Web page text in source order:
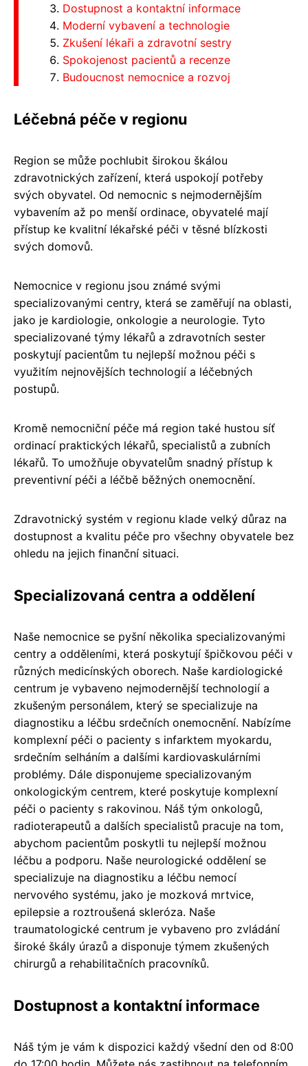
Dostupnost a kontaktní informace
Moderní vybavení a technologie
Zkušení lékaři a zdravotní sestry
Spokojenost pacientů a recenze
Budoucnost nemocnice a rozvoj
Léčebná péče v regionu
Region se může pochlubit širokou škálou
zdravotnických zařízení, která uspokojí potřeby
svých obyvatel. Od nemocnic s nejmodernějším
vybavením až po menší ordinace, obyvatelé mají
přístup ke kvalitní lékařské péči v těsné blízkosti
svých domovů.
Nemocnice v regionu jsou známé svými
specializovanými centry, která se zaměřují na oblasti,
jako je kardiologie, onkologie a neurologie. Tyto
specializované týmy lékařů a zdravotních sester
poskytují pacientům tu nejlepší možnou péči s
využitím nejnovějších technologií a léčebných
postupů.
Kromě nemocniční péče má region také hustou síť
ordinací praktických lékařů, specialistů a zubních
lékařů. To umožňuje obyvatelům snadný přístup k
preventivní péči a léčbě běžných onemocnění.
Zdravotnický systém v regionu klade velký důraz na
dostupnost a kvalitu péče pro všechny obyvatele bez
ohledu na jejich finanční situaci.
Specializovaná centra a oddělení
Naše nemocnice se pyšní několika specializovanými
centry a odděleními, která poskytují špičkovou péči v
různých medicínských oborech. Naše kardiologické
centrum je vybaveno nejmodernější technologií a
zkušeným personálem, který se specializuje na
diagnostiku a léčbu srdečních onemocnění. Nabízíme
komplexní péči o pacienty s infarktem myokardu,
srdečním selháním a dalšími kardiovaskulárními
problémy. Dále disponujeme specializovaným
onkologickým centrem, které poskytuje komplexní
péči o pacienty s rakovinou. Náš tým onkologů,
radioterapeutů a dalších specialistů pracuje na tom,
abychom pacientům poskytli tu nejlepší možnou
léčbu a podporu. Naše neurologické oddělení se
specializuje na diagnostiku a léčbu nemocí
nervového systému, jako je mozková mrtvice,
epilepsie a roztroušená skleróza. Naše
traumatologické centrum je vybaveno pro zvládání
široké škály úrazů a disponuje týmem zkušených
chirurgů a rehabilitačních pracovníků.
Dostupnost a kontaktní informace
Náš tým je vám k dispozici každý všední den od 8:00